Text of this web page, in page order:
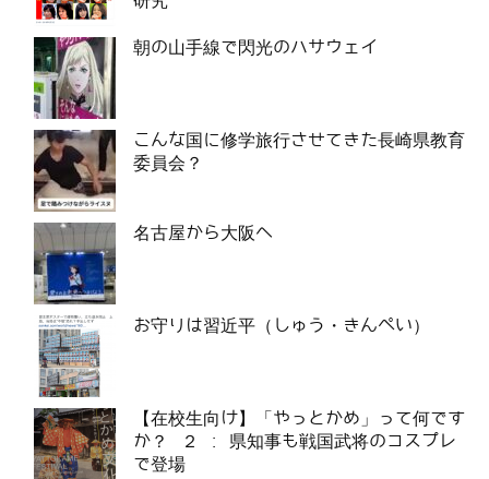
朝の山手線で閃光のハサウェイ
こんな国に修学旅行させてきた長崎県教育
委員会？
名古屋から大阪へ
お守りは習近平（しゅう・きんぺい）
【在校生向け】「やっとかめ」って何です
か？ ２ : 県知事も戦国武将のコスプレ
で登場